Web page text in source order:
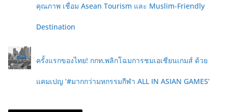
คุณภาพ เชื่อม Asean Tourism และ Muslim-Friendly
Destination
ครั้งแรกของไทย! กกท.พลิกโฉมการชมเอเชียนเกมส์ ด้วย
แคมเปญ ‘#มากกว่ามหกรรมกีฬา ALL IN ASIAN GAMES’